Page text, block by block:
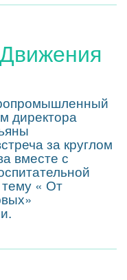
директора
за круглом
вместе с
« От